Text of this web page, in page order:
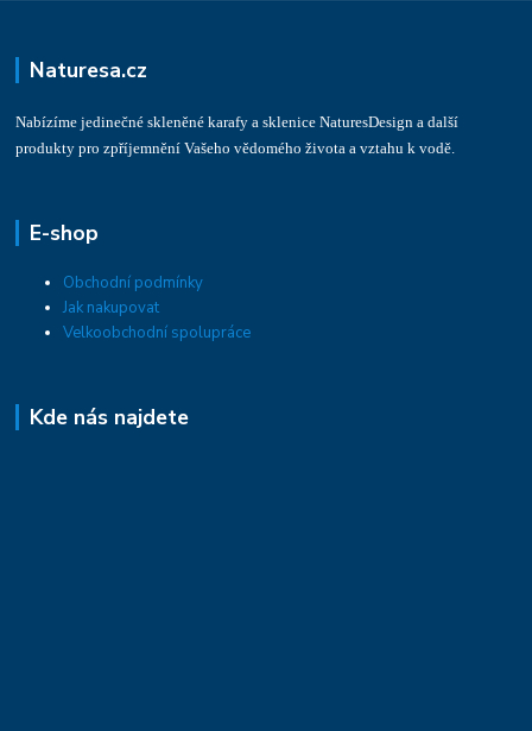
Naturesa.cz
Nabízíme jedinečné skleněné karafy a sklenice NaturesDesign a další
produkty pro zpříjemnění Vašeho vědomého života a vztahu k vodě.
E-shop
Obchodní podmínky
Jak nakupovat
Velkoobchodní spolupráce
Kde nás najdete